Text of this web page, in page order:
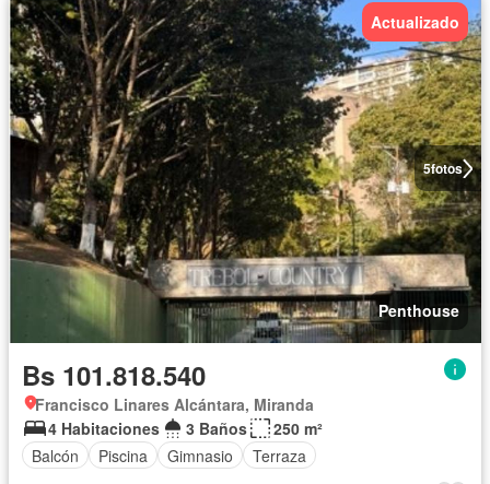
5fotos
Actualizado
Penthouse
Bs 101.818.540
Francisco Linares Alcántara, Miranda
4 Habitaciones
3 Baños
250 m²
Balcón
Piscina Gimnasio Terraza